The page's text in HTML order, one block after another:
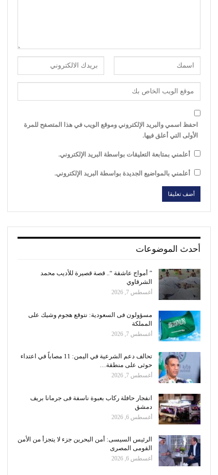
احفظ اسمي والبريد الإلكتروني وموقع الويب في هذا المتصفح للمرة
الأولى التي أعلق فيها.
أعلمني بمتابعة التعليقات بواسطة البريد الإلكتروني.
أعلمني بالمواضيع الجديدة بواسطة البريد الإلكتروني.
أحدث الموضوعات
” أمواج عاشقة “.. قصة قصيرة للأديب محمد
الشرقاوي
أغسطس 7, 2026
مسؤولون فى السعودية: نتوقع هجوم وشيك على
المملكة
أغسطس 7, 2026
تحالف دعم الشرعية في اليمن: 11 مصاباً في اعتداء
حوثى على منطقة…
أغسطس 7, 2026
انفجار حافلة ركاب بعبوة ناسفة فى جرمانا بريف
دمشق
أغسطس 6, 2026
الرئيس السيسى: أمن البحرين جزء لا يتجزأ من الأمن
القومى المصرى
أغسطس 6, 2026